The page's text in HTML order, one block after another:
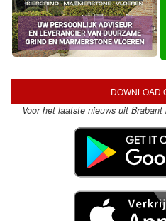
DOWNLOAD
Voor het laatste nieuws uit